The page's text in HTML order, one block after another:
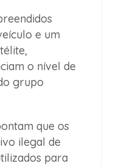
e um
o nível de
grupo
que os
ilegal de
para